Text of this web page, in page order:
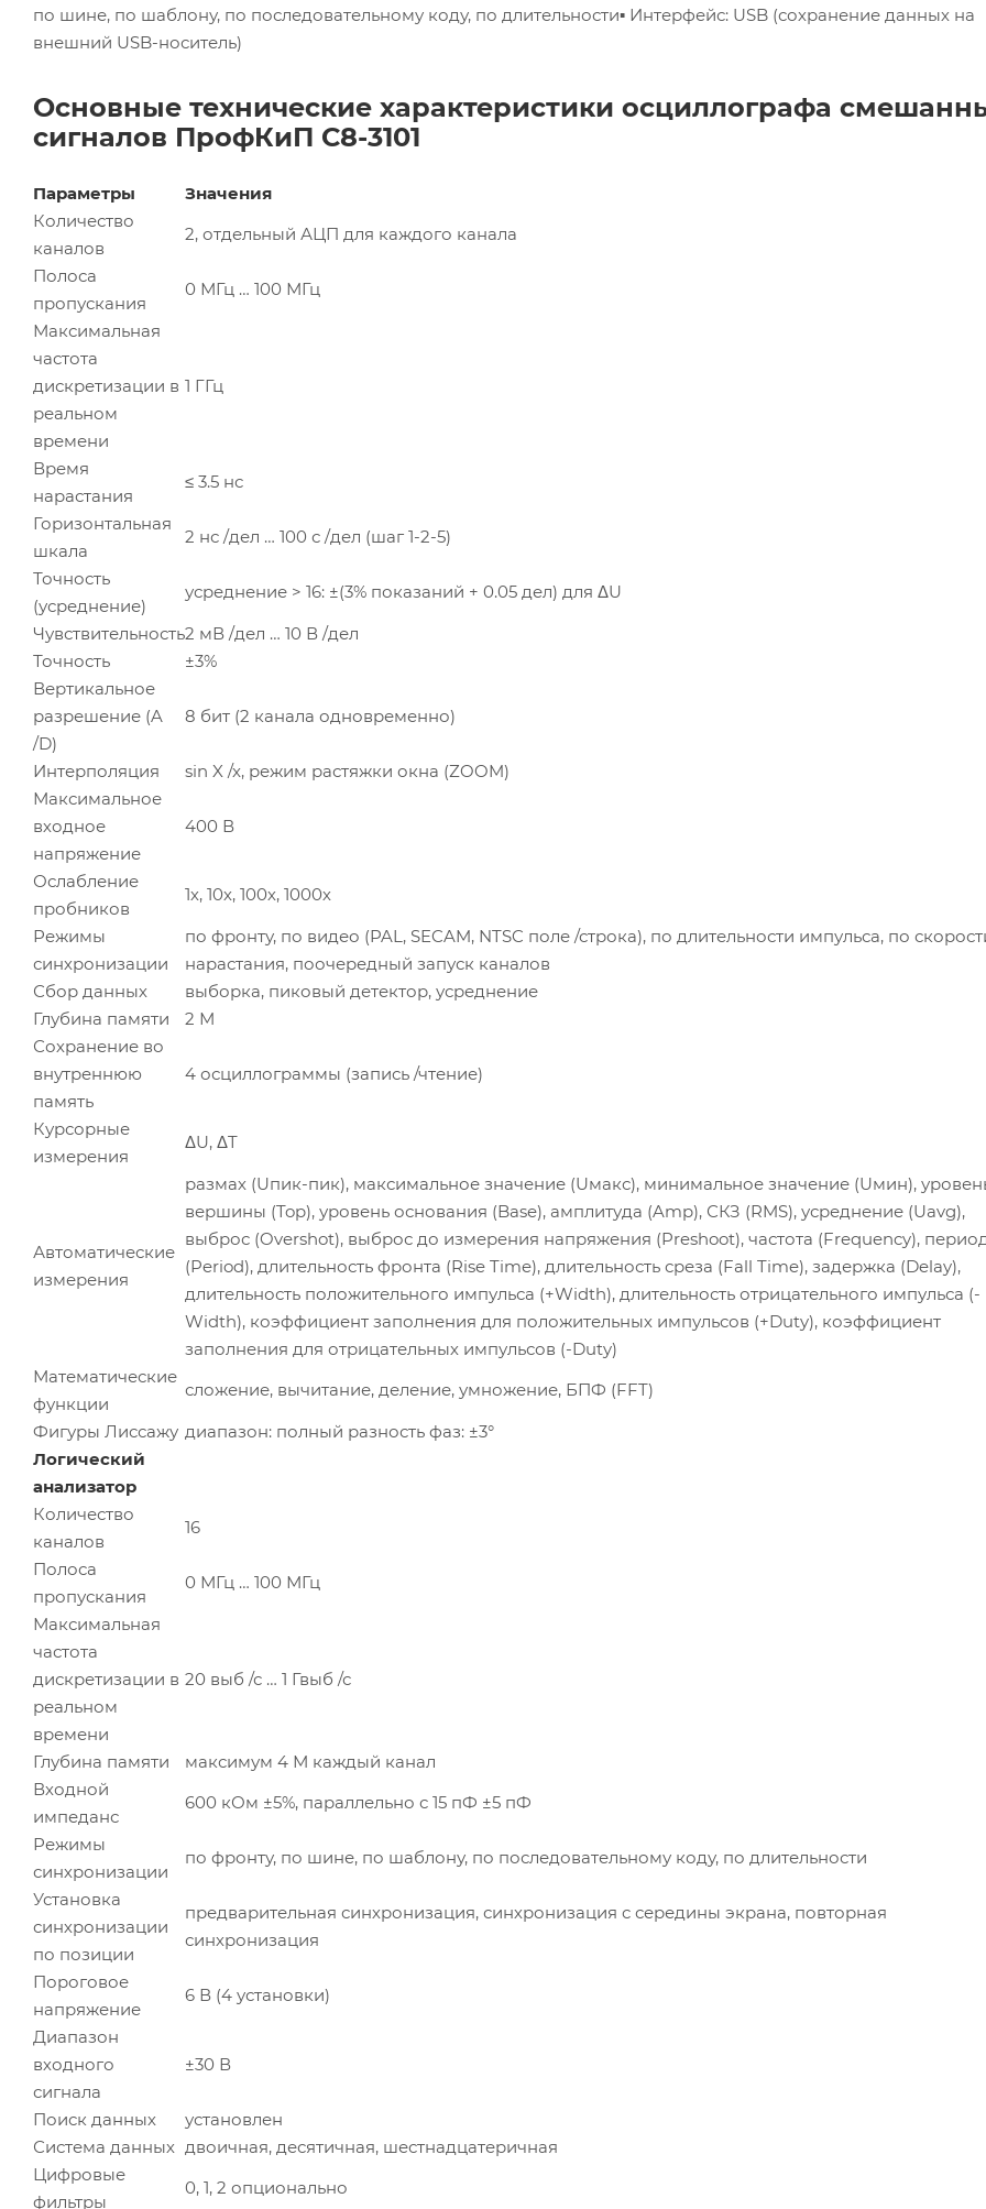
по шине, по шаблону, по последовательному коду, по длительности▪ Интерфейс: USB (сохранение данных на
внешний USB-носитель)
Основные технические характеристики осциллографа
сигналов ПрофКиП С8-3101
Параметры
Значения
Количество
каналов
2, отдельный АЦП для каждого канала
Полоса
пропускания
0 МГц … 100 МГц
Максимальная
частота
дискретизации в
реальном
времени
1 ГГц
Время
нарастания
≤ 3.5 нс
Горизонтальная
шкала
2 нс /дел … 100 с /дел (шаг 1-2-5)
Точность
(усреднение)
усреднение > 16: ±(3% показаний + 0.05 дел) для ΔU
Чувствительность2 мВ /дел … 10 В /дел
Точность
±3%
Вертикальное
разрешение (A
/D)
8 бит (2 канала одновременно)
Интерполяция
sin X /x, режим растяжки окна (ZOOM)
Максимальное
входное
напряжение
400 В
Ослабление
пробников
1х, 10х, 100х, 1000х
Режимы
синхронизации
по фронту, по видео (PAL, SECAM, NTSC поле /строка), по длительности импульса, по
нарастания, поочередный запуск каналов
Сбор данных
выборка, пиковый детектор, усреднение
Глубина памяти
2 М
Сохранение во
внутреннюю
память
4 осциллограммы (запись /чтение)
Курсорные
измерения
ΔU, ΔT
Автоматические
измерения
размах (Uпик-пик), максимальное значение (Uмакс), минимальное значение (Uмин),
вершины (Top), уровень основания (Base), амплитуда (Amp), СКЗ (RMS), усреднение (Uavg),
выброс (Overshot), выброс до измерения напряжения (Preshoot), частота (Frequency),
(Period), длительность фронта (Rise Time), длительность среза (Fall Time), задержка (Delay),
длительность положительного импульса (+Width), длительность отрицательного импульса (-
Width), коэффициент заполнения для положительных импульсов (+Duty), коэффициент
заполнения для отрицательных импульсов (-Duty)
Математические
функции
сложение, вычитание, деление, умножение, БПФ (FFT)
Фигуры Лиссажу диапазон: полный разность фаз: ±3°
Логический
анализатор
Количество
каналов
16
Полоса
пропускания
0 МГц … 100 МГц
Максимальная
частота
дискретизации в
реальном
времени
20 выб /с … 1 Гвыб /с
Глубина памяти
максимум 4 М каждый канал
Входной
импеданс
600 кОм ±5%, параллельно с 15 пФ ±5 пФ
Режимы
синхронизации
по фронту, по шине, по шаблону, по последовательному коду, по длительности
Установка
синхронизации
по позиции
предварительная синхронизация, синхронизация с середины экрана, повторная
синхронизация
Пороговое
напряжение
6 В (4 установки)
Диапазон
входного
сигнала
±30 В
Поиск данных
установлен
Система данных двоичная, десятичная, шестнадцатеричная
Цифровые
фильтры
0, 1, 2 опционально